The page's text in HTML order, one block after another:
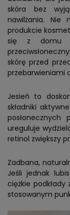
skóra bez
nawilżania. Nie
produkcie
się z domu
skórę przed
przebarwieniami
Jesień to
składniki
posłonecznych
ureguluje
retinol zwiększy
Zadbana,
Jeśli jednak
ciężkie
stosowanym